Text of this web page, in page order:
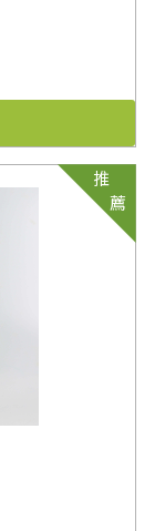
推
薦